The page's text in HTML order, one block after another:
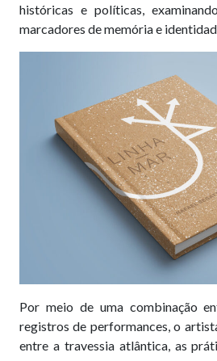
históricas e políticas,
marcadores de memória e
Por meio de uma combinação
registros de performances, o
entre a travessia atlântica, as